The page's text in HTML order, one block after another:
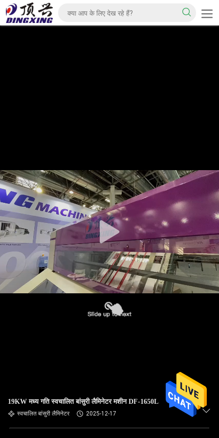
19KW मध्य गति स्वचालित बांसुरी लैमिनेटर मशीन DF-1650L
स्वचालित बांसुरी लैमिनेटर 2025-12-17